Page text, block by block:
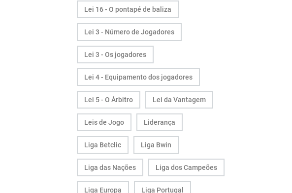
Lei 16 - O pontapé de baliza
Lei 3 - Número de Jogadores
Lei 3 - Os jogadores
Lei 4 - Equipamento dos jogadores
Lei 5 - O Árbitro Lei da Vantagem
Leis de Jogo Liderança
Liga Betclic Liga Bwin
Liga das Nações Liga dos Campeões
Liga Europa Liga Portugal